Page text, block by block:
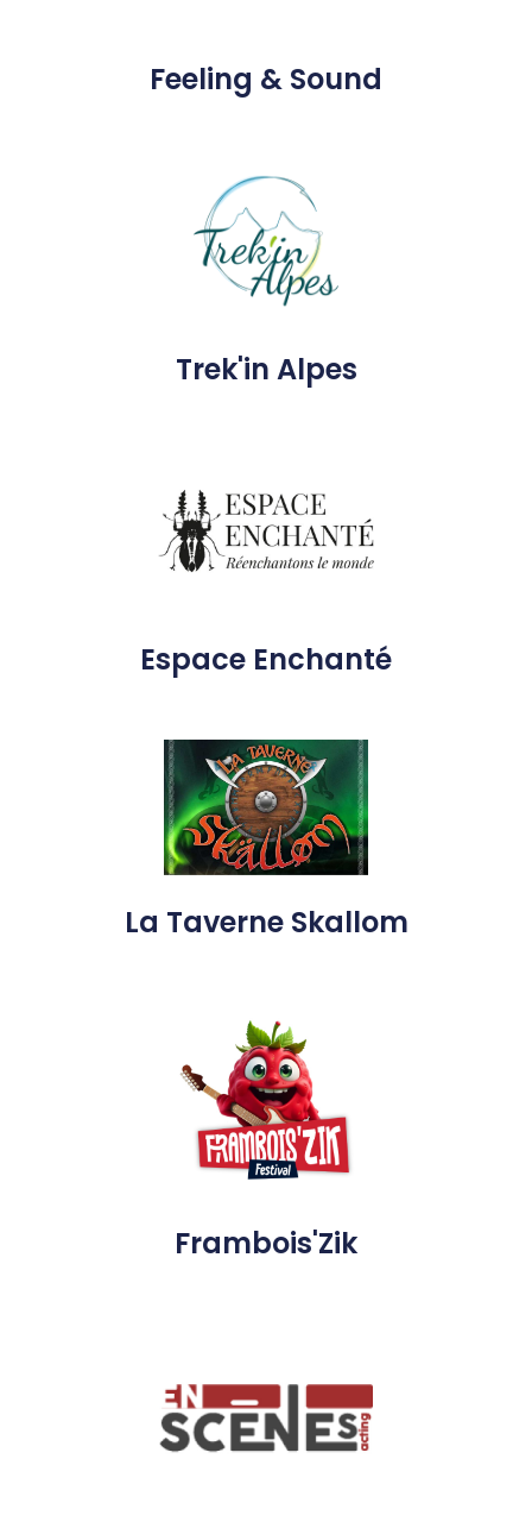
Feeling & Sound
Trek'in Alpes
Espace Enchanté
La Taverne Skallom
Frambois'Zik